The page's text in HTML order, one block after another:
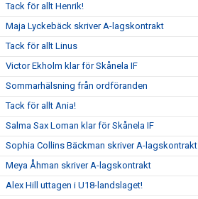
Tack för allt Henrik!
Maja Lyckebäck skriver A-lagskontrakt
Tack för allt Linus
Victor Ekholm klar för Skånela IF
Sommarhälsning från ordföranden
Tack för allt Ania!
Salma Sax Loman klar för Skånela IF
Sophia Collins Bäckman skriver A-lagskontrakt
Meya Åhman skriver A-lagskontrakt
Alex Hill uttagen i U18-landslaget!